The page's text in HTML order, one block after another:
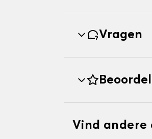
Vragen
Vind andere